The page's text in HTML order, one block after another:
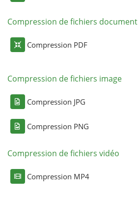
Compression de fichiers document
Compression PDF
Compression de fichiers image
Compression JPG
Compression PNG
Compression de fichiers vidéo
Compression MP4